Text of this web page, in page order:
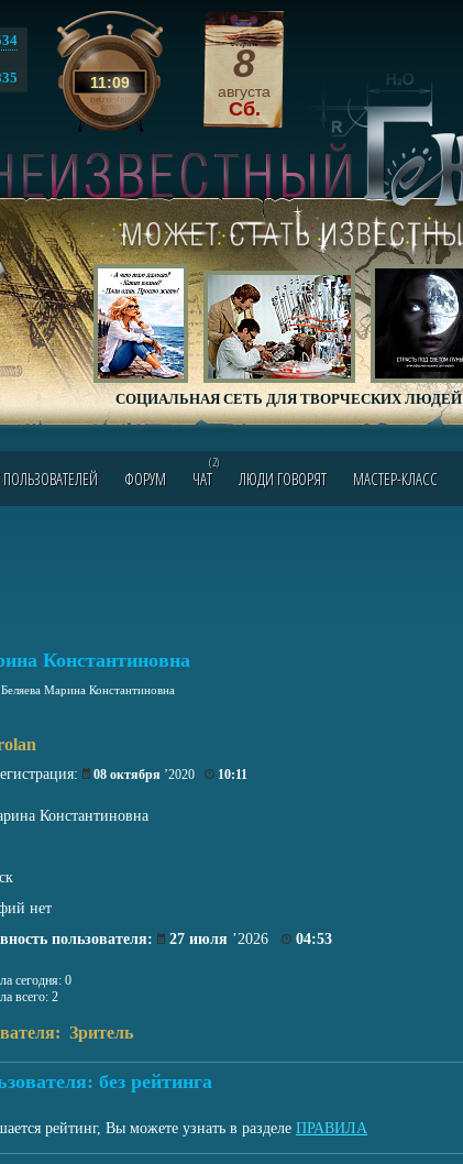
11:09 8
августа
Сб.
СОЦИАЛЬНАЯ СЕТЬ ДЛЯ ТВОРЧЕСКИХ ЛЮДЕЙ
ПОЛЬЗОВАТЕЛЕЙ ФОРУМ ЧАТ
(2)
ЛЮДИ ГОВОРЯТ МАСТЕР-КЛАСС
Константиновна
Беляева Марина Константиновна
08 октября ’2020 10:11
Константиновна
нет
пользователя:
27 июля ’2026 04:53
сегодня: 0
всего: 2
Зритель
без рейтинга
рейтинг, Вы можете узнать в разделе ПРАВИЛА